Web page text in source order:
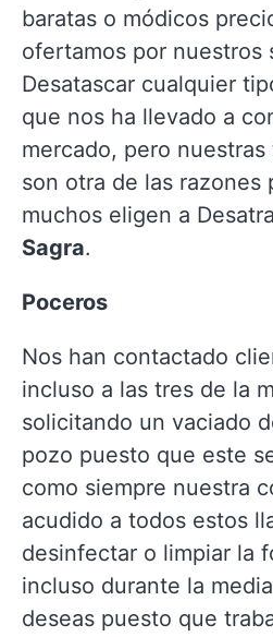
baratas o módicos
ofertamos por nuestros
Desatascar cualquier
que nos ha llevado a
mercado, pero
son otra de las razones
muchos eligen a
Sagra.
Poceros
Nos han contactado
incluso a las tres de la
solicitando un vaciado
pozo puesto que este
como siempre nuestra
acudido a todos estos
desinfectar o limpiar la
incluso durante la
deseas puesto que